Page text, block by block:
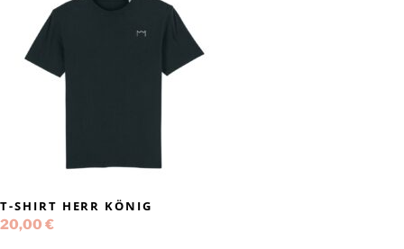
T-SHIRT HERR KÖNIG
20,00 €